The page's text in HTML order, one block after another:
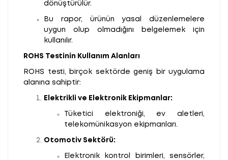
dönüştürülür.
Bu rapor, ürünün yasal düzenlemelere
uygun olup olmadığını belgelemek için
kullanılır.
ROHS Testinin Kullanım Alanları
ROHS testi, birçok sektörde geniş bir uygulama
alanına sahiptir:
Elektrikli ve Elektronik Ekipmanlar:
Tüketici elektroniği, ev aletleri,
telekomünikasyon ekipmanları.
Otomotiv Sektörü:
Elektronik kontrol birimleri, sensörler,